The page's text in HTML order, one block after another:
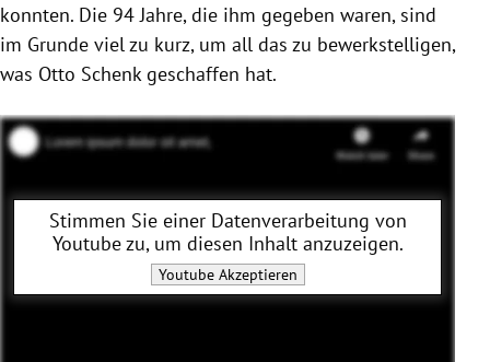
konnten. Die 94 Jahre, die ihm gegeben waren, sind
im Grunde viel zu kurz, um all das zu bewerkstelligen,
was Otto Schenk geschaffen hat.
Stimmen Sie einer Datenverarbeitung von
Youtubezu, um diesen Inhalt anzuzeigen.
YoutubeAkzeptieren